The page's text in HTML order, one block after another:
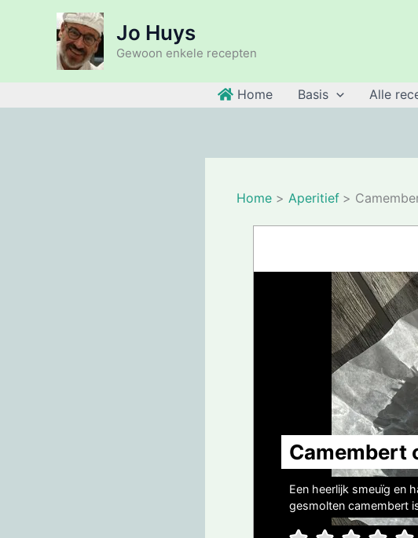
Jo Huys
Gewoon enkele recepten
Home Basis Alle
Home Aperitief
Camembert
Een heerlijk smeuïg en
gesmolten camembert